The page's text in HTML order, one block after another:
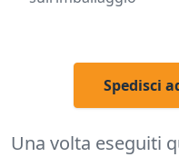
Spedisci
Una volta eseguiti